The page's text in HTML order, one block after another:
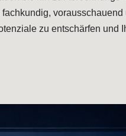
zu entschärfen und